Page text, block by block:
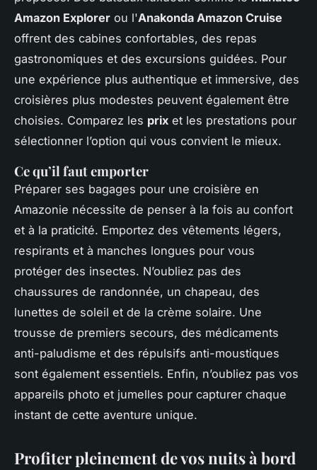
Amazon Explorer ou l'Anakonda Amazon Cruise
offrent des cabines confortables, des repas
gastronomiques et des excursions guidées. Pour
une expérience plus authentique et immersive, des
croisières plus modestes peuvent également être
choisies. Comparez les prix et les prestations pour
sélectionner l’option qui vous convient le mieux.
Ce qu’il faut emporter
Préparer ses bagages pour une croisière en
Amazonie nécessite de penser à la fois au confort
et à la praticité. Emportez des vêtements légers,
respirants et à manches longues pour vous
protéger des insectes. N’oubliez pas des
chaussures de randonnée, un chapeau, des
lunettes de soleil et de la crème solaire. Une
trousse de premiers secours, des médicaments
anti-paludisme et des répulsifs anti-moustiques
sont également essentiels. Enfin, n’oubliez pas vos
appareils photo et jumelles pour capturer chaque
instant de cette aventure unique.
Profiter pleinement de vos nuits à bord